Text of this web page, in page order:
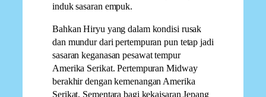
induk sasaran empuk.
Bahkan Hiryu yang dalam kondisi rusak
dan mundur dari pertempuran pun tetap jadi
sasaran keganasan pesawat tempur
Amerika Serikat. Pertempuran Midway
berakhir dengan kemenangan Amerika
Serikat. Sementara bagi kekaisaran Jepang